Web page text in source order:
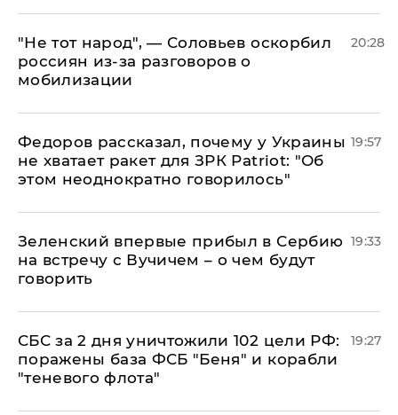
​"Не тот народ", — Соловьев оскорбил
россиян из-за разговоров о
мобилизации
20:28
Федоров рассказал, почему у Украины
не хватает ракет для ЗРК Patriot: "Об
этом неоднократно говорилось"
19:57
Зеленский впервые прибыл в Сербию
на встречу с Вучичем – о чем будут
говорить
19:33
СБС за 2 дня уничтожили 102 цели РФ:
поражены база ФСБ "Беня" и корабли
"теневого флота"
19:27